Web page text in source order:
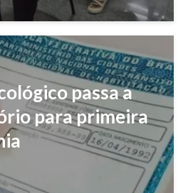
passa a
para primeira